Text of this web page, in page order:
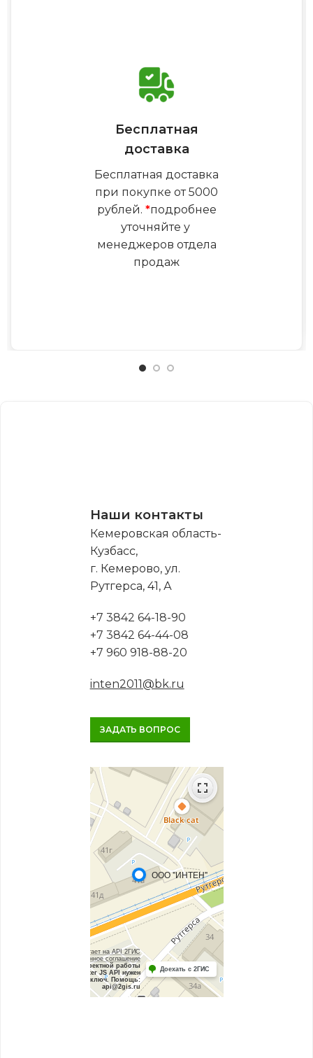
Бесплатная
доставка
Бесплатная доставка
при покупке от 5000
рублей. *подробнее
уточняйте у
менеджеров отдела
продаж
Наши контакты
Кемеровская область-
Кузбасс,
г. Кемерово, ул.
Рутгерса, 41, А
+7 3842 64-18-90
+7 3842 64-44-08
+7 960 918-88-20
inten2011@bk.ru
ЗАДАТЬ ВОПРОС